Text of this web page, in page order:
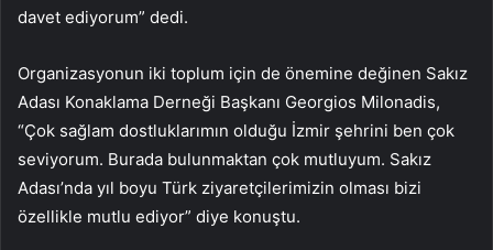
davet ediyorum” dedi.
Organizasyonun iki toplum için de önemine değinen Sakız
Adası Konaklama Derneği Başkanı Georgios Milonadis,
“Çok sağlam dostluklarımın olduğu İzmir şehrini ben çok
seviyorum. Burada bulunmaktan çok mutluyum. Sakız
Adası’nda yıl boyu Türk ziyaretçilerimizin olması bizi
özellikle mutlu ediyor” diye konuştu.